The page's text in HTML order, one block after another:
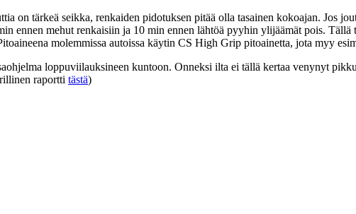
on tärkeä seikka, renkaiden pidotuksen pitää olla tasainen kokoajan. Jos
ennen mehut renkaisiin ja 10 min ennen lähtöä pyyhin ylijäämät pois.
molemmissa autoissa käytin CS High Grip pitoainetta, jota myy
loppuviilauksineen kuntoon. Onneksi ilta ei tällä kertaa venynyt
raportti tästä)